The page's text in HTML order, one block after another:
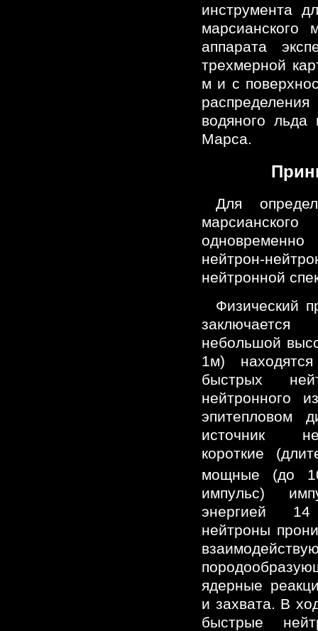
инструмента
марсианского
аппарата
трехмерной
м и с
водяного льда
Марса.
Для
нейтрон-
нейтронной
Физический
небольшой
1м)
быстрых
нейтронного
эпитепловом
источник
короткие
мощные (до
импульс)
энергией
нейтроны
ядерные
и захвата. В
быстрые